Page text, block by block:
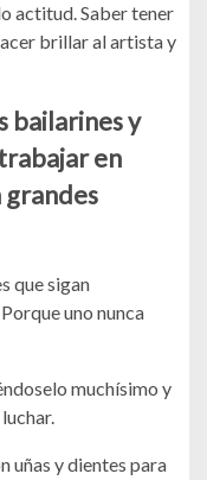
actitud. Saber tener
brillar al artista y
bailarines y
en
grandes
que sigan
uno nunca
muchísimo y
uñas y dientes para